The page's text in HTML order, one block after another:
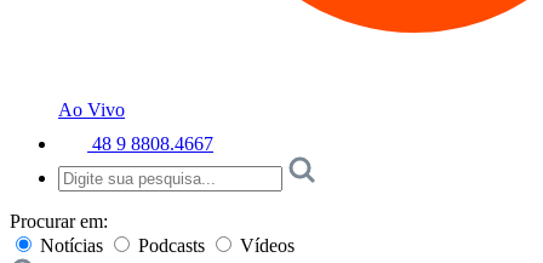
Ao Vivo
48 9 8808.4667
Procurar em:
Notícias
Podcasts Vídeos